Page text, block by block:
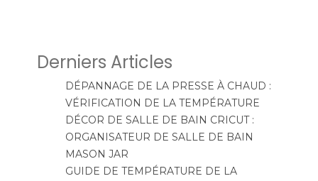
Derniers Articles
DÉPANNAGE DE LA PRESSE À CHAUD :
VÉRIFICATION DE LA TEMPÉRATURE
DÉCOR DE SALLE DE BAIN CRICUT :
ORGANISATEUR DE SALLE DE BAIN
MASON JAR
GUIDE DE TEMPÉRATURE DE LA